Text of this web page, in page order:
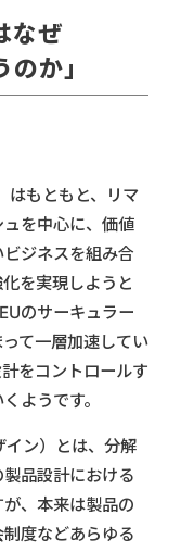
なぜ
か」
はもともと、リマ
を中心に、価値
ジネスを組み合
を実現しようと
のサーキュラー
て一層加速してい
をコントロールす
ようです。
ン）とは、分解
品設計における
、本来は製品の
度などあらゆる